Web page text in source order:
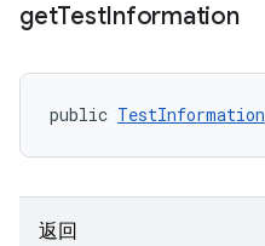
getTestInformation
public TestInformation
返回